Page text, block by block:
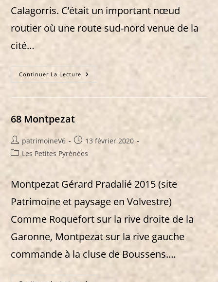
Calagorris. C’était un important nœud
routier où une route sud-nord venue de la
cité…
Continuer La Lecture 69
Saint-
Martory
68 Montpezat
Auteur/autrice
de
patrimoineV6
Publication
publiée :
13 février 2020
PostLes Petites Pyrénées
Montpezat Gérard Pradalié 2015 (site
Patrimoine et paysage en Volvestre)
Comme Roquefort sur la rive droite de la
Garonne, Montpezat sur la rive gauche
commande à la cluse de Boussens.…